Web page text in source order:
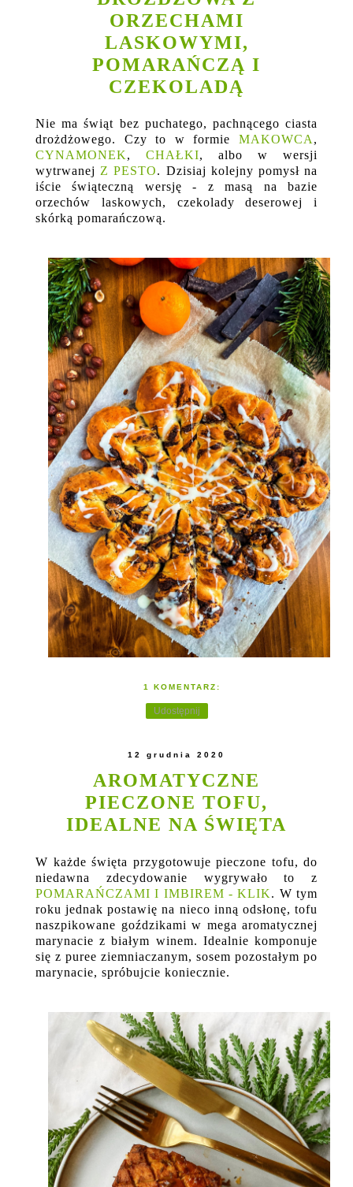
ORZECHAMI
LASKOWYMI,
POMARAŃCZĄ I
CZEKOLADĄ
Nie ma świąt bez puchatego, pachnącego ciasta
drożdżowego. Czy to w formie MAKOWCA,
CYNAMONEK, CHAŁKI, albo w wersji
wytrwanejZ PESTO. Dzisiaj kolejny pomysł na
iście świąteczną wersję - z masą na bazie
orzechów laskowych, czekolady deserowej i
skórką pomarańczową.
1 KOMENTARZ:
Udostępnij
12 grudnia 2020
AROMATYCZNE
PIECZONE TOFU,
IDEALNE NA ŚWIĘTA
W każde święta przygotowuje pieczone tofu, do
niedawna zdecydowanie wygrywało to z
POMARAŃCZAMI I IMBIREM - KLIK. W tym
roku jednak postawię na nieco inną odsłonę, tofu
naszpikowane goździkami w mega aromatycznej
marynacie z białym winem. Idealnie komponuje
się z puree ziemniaczanym, sosem pozostałym po
marynacie, spróbujcie koniecznie.